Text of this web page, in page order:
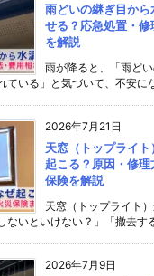
雨どいの継ぎ目か
せる？応急処置・
を解説
雨が降ると、「雨ど
ている」と気づいて、不安に
2026年7月21日
天窓（トップライ
起こる？原因・修
保険を解説
天窓（トップライト
ないといけない？」「撤去す
2026年7月9日